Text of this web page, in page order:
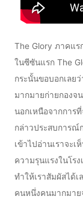
The Glory ภาคแร
ในซีซันแรก The
กระนั้นขอบอกเลย
มากมายก่ายกองจ
นอกเหนือจากการ
กล่าวประสบการณ์
เข้าไปอ่านเราจะเ
ความรุนแรงในโร
ทำให้เราสัมผัสได้
คนหนึ่งคนมากมาย